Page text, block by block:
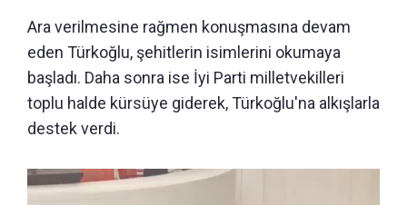
Ara verilmesine rağmen konuşmasına devam
eden Türkoğlu, şehitlerin isimlerini okumaya
başladı. Daha sonra ise İyi Parti milletvekilleri
toplu halde kürsüye giderek, Türkoğlu'na alkışlarla
destek verdi.